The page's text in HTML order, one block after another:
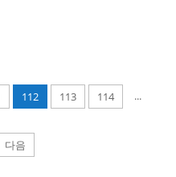
112 113 114 ...
다음